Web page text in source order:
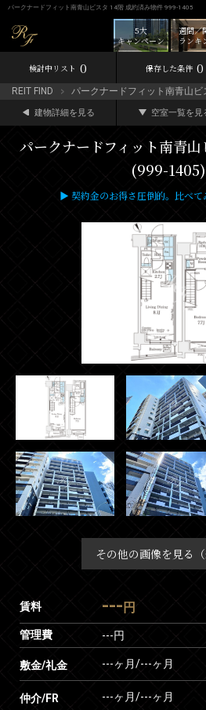
パークナードフィット南青山ビスタ 14階 成約済み物件 999-1405
週間／
ランキ
5大
キャンペーン
検討中リスト 0 保存した条件 0
REIT FIND パークナードフィット南青山ビ
建物詳細を見る 空室一覧を見
パークナードフィット南青
(999-1405)
▶ 契約金のお得さ圧倒的。比べ
その他の画像を見る（
賃料 --- 円
管理費 ---円
敷金/礼金 ---ヶ月/---ヶ月
仲介/FR ---ヶ月/---ヶ月